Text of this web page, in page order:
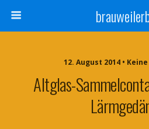
12. August 2014 •
Altglas-